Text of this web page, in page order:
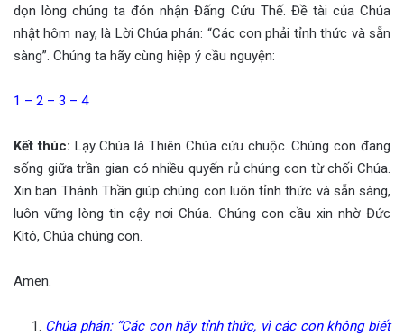
dọn lòng chúng ta đón nhận Đấng Cứu Thế. Đề tài của Chúa
nhật hôm nay, là Lời Chúa phán: “Các con phải tỉnh thức và sẵn
sàng”. Chúng ta hãy cùng hiệp ý cầu nguyện:
1 – 2 – 3 – 4
Kết thúc: Lạy Chúa là Thiên Chúa cứu chuộc. Chúng con đang
sống giữa trần gian có nhiều quyến rủ chúng con từ chối Chúa.
Xin ban Thánh Thần giúp chúng con luôn tỉnh thức và sẵn sàng,
luôn vững lòng tin cậy nơi Chúa. Chúng con cầu xin nhờ Đức
Kitô, Chúa chúng con.
Amen.
Chúa phán: “Các con hãy tỉnh thức, vì các con không biết